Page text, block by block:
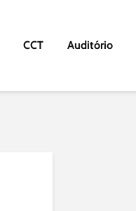
CCT Auditório